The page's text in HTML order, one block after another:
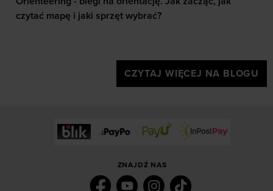
czytać mapę i jaki sprzęt wybrać?
CZYTAJ WIĘCEJ NA BLOGU
ZNAJDŹ NAS